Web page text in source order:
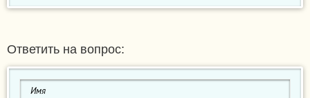
Ответить на вопрос: